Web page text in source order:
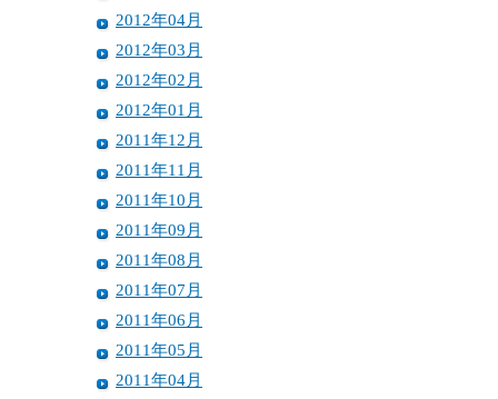
2012年04月
2012年03月
2012年02月
2012年01月
2011年12月
2011年11月
2011年10月
2011年09月
2011年08月
2011年07月
2011年06月
2011年05月
2011年04月